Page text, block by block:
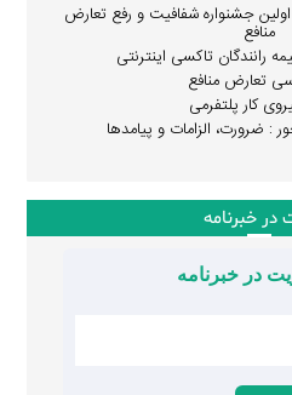
جشنواره شفافیت و رفع تعارض
منافع
رانندگان تاکسی اینترنتی
تعارض منافع
کار پلتفرمی
: ضرورت، الزامات و پیامدها
خبرنامه
در خبرنامه